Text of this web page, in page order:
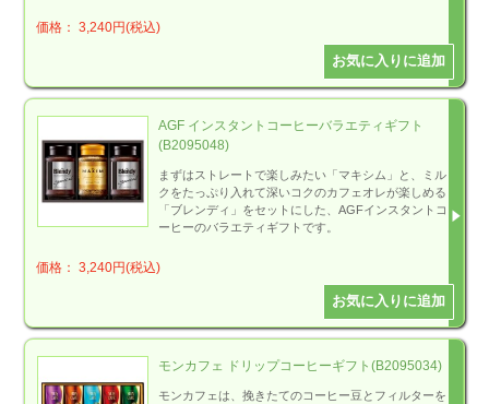
価格： 3,240円(税込)
AGF インスタントコーヒーバラエティギフト
(B2095048)
まずはストレートで楽しみたい「マキシム」と、ミル
クをたっぷり入れて深いコクのカフェオレが楽しめる
「ブレンディ」をセットにした、AGFインスタントコ
ーヒーのバラエティギフトです。
価格： 3,240円(税込)
モンカフェ ドリップコーヒーギフト(B2095034)
モンカフェは、挽きたてのコーヒー豆とフィルターを